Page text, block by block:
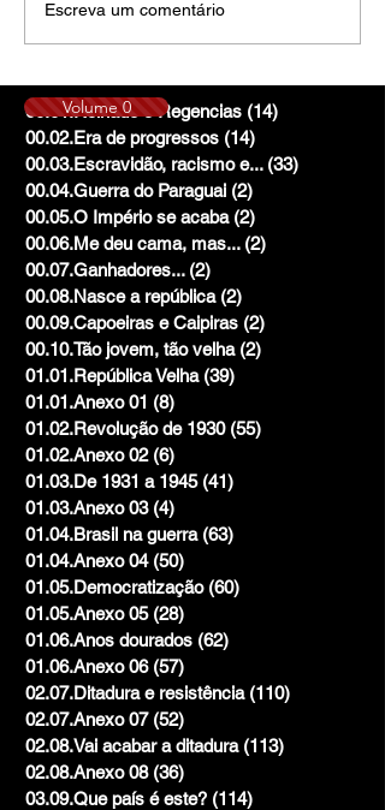
Escreva um comentário
00.01.Reinado e Regencias (14)
00.02.Era de progressos (14)
00.03.Escravidão, racismo e... (33)
00.04.Guerra do Paraguai (2)
00.05.O Império se acaba (2)
00.06.Me deu cama, mas... (2)
00.07.Ganhadores... (2)
00.08.Nasce a república (2)
00.09.Capoeiras e Caipiras (2)
00.10.Tão jovem, tão velha (2)
01.01.República Velha (39)
01.01.Anexo 01 (8)
01.02.Revolução de 1930 (55)
01.02.Anexo 02 (6)
01.03.De 1931 a 1945 (41)
01.03.Anexo 03 (4)
01.04.Brasil na guerra (63)
01.04.Anexo 04 (50)
01.05.Democratização (60)
01.05.Anexo 05 (28)
01.06.Anos dourados (62)
01.06.Anexo 06 (57)
02.07.Ditadura e resistência (110)
02.07.Anexo 07 (52)
02.08.Vai acabar a ditadura (113)
02.08.Anexo 08 (36)
03.09.Que país é este? (114)
Volume 0